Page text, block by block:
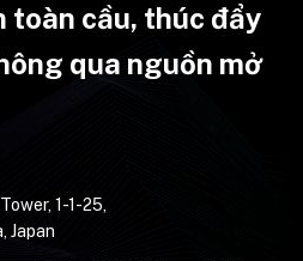
toàn cầu, thúc đẩy
qua nguồn mở
1-1-25,
Japan